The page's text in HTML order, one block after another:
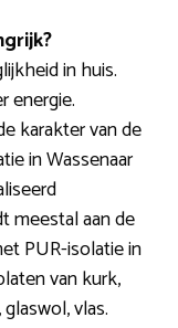
in huis.
energie.
karakter van de
in Wassenaar
meestal aan de
PUR-isolatie in
van kurk,
vlas.